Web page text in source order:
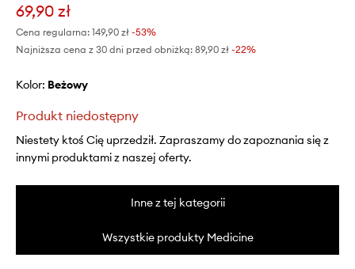
69,90 zł
Cena regularna: 149,90 zł -53%
Najniższa cena z 30 dni przed obniżką: 89,90 zł -22%
Kolor: beżowy
Produkt niedostępny
Niestety ktoś Cię uprzedził. Zapraszamy do zapoznania się z
innymi produktami z naszej oferty.
Inne z tej kategorii
Wszystkie produkty Medicine